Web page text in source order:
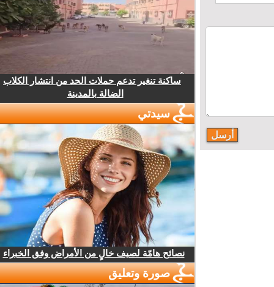
ساكنة تنغير تدعم حملات الحد من انتشار الكلاب
الضالة بالمدينة
سيدتي
نصائح هامّة لصيف خالٍ من الأمراض وفق الخبراء
صورة وتعليق